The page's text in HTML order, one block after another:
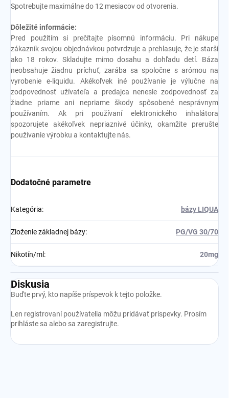
Spotrebujte maximálne do 12 mesiacov od otvorenia.
Dôležité informácie:
Pred použitím si prečítajte písomnú informáciu. Pri nákupe
zákazník svojou objednávkou potvrdzuje a prehlasuje, že je starší
ako 18 rokov. Skladujte mimo dosahu a dohľadu detí. Báza
neobsahuje žiadnu príchuť, zarába sa spoločne s arómou na
vyrobenie e-liquidu. Akékoľvek iné používanie je výlučne na
zodpovednosť užívateľa a predajca nenesie zodpovednosť za
žiadne priame ani nepriame škody spôsobené nesprávnym
používaním. Ak pri používaní elektronického inhalátora
spozorujete akékoľvek nepriaznivé účinky, okamžite prerušte
používanie výrobku a kontaktujte nás.
Dodatočné parametre
Kategória: bázy LIQUA
Zloženie základnej bázy: PG/VG 30/70
Nikotín/ml : 20mg
Diskusia
Buďte prvý, kto napíše príspevok k tejto položke.
Len registrovaní používatelia môžu pridávať príspevky. Prosím
prihláste sa alebo sa zaregistrujte.